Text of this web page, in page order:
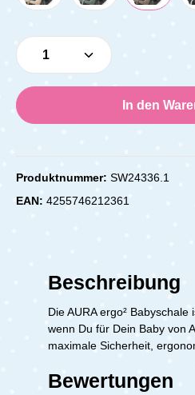
Produkt Anzahl: Gib
In den
Produktnummer: SW24336.1
EAN: 4255746212361
Beschreibung
Die AURA ergo² Babyschale
wenn Du für Dein Baby von
maximale Sicherheit,
Bewertungen